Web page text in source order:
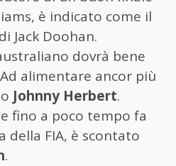
è indicato come il
Jack Doohan.
dovrà bene
alimentare ancor più
Johnny Herbert.
fino a poco tempo fa
della FIA, è scontato
.